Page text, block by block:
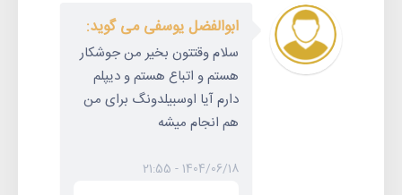
ابوالفضل یوسفی می گوید:
سلام وقتتون بخیر من جوشکار
هستم و اتباع هستم و دیپلم
دارم آیا اوسبیلدونگ برای من
هم انجام میشه
1404/06/18 - 21:55